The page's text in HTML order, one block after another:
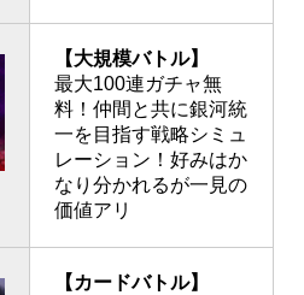
【大規模バトル】
最大100連ガチャ無
料！仲間と共に銀河統
一を目指す戦略シミュ
レーション！好みはか
なり分かれるが一見の
価値アリ
【カードバトル】